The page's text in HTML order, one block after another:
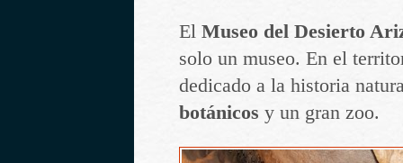
El Museo del Desierto
solo un museo. En el
dedicado a la historia
botánicos y un gran zoo.